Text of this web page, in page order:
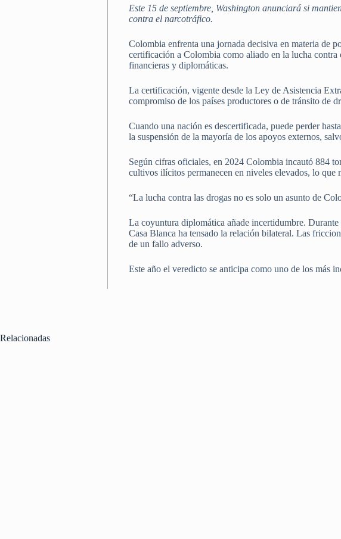
Este 15 de septiembre, Washington anunciará si
contra el narcotráfico.
Colombia enfrenta una jornada decisiva en materia de
certificación a Colombia como aliado en la lucha
financieras y diplomáticas.
La certificación, vigente desde la Ley de Asistencia
compromiso de los países productores o de tránsito de
Cuando una nación es descertificada, puede perder
la suspensión de la mayoría de los apoyos externos,
Según cifras oficiales, en 2024 Colombia incautó 884
cultivos ilícitos permanecen en niveles elevados, lo
“La lucha contra las drogas no es solo un asunto de
La coyuntura diplomática añade incertidumbre.
Casa Blanca ha tensado la relación bilateral. Las
de un fallo adverso.
Este año el veredicto se anticipa como uno de los más
Relacionadas